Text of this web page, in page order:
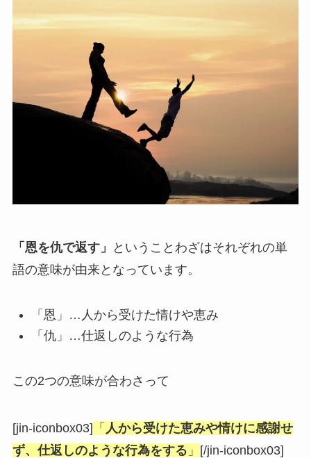
「恩を仇で返す」
ということわざはそれぞれの単
語の意味が由来となっています。
「恩」…人から受けた情けや恵み
「仇」…仕返しのような行為
この2つの意味が合わさって
[jin-iconbox03] 「 人から受けた恵みや情けに感謝せ
ず、仕返しのような行為をする 」 [/jin-iconbox03]